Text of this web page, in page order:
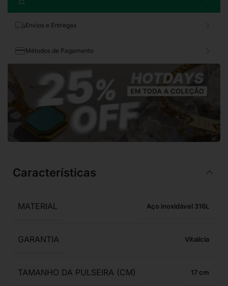
Envios e Entregas
Métodos de Pagamento
Características
MATERIAL Aço inoxidável 316L
GARANTIA Vitalícia
TAMANHO DA PULSEIRA (CM) 17